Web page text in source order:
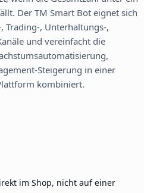
Der TM Smart Bot eignet sich
Trading-, Unterhaltungs-,
und vereinfacht die
Steigerung in einer
kombiniert.
im Shop, nicht auf einer